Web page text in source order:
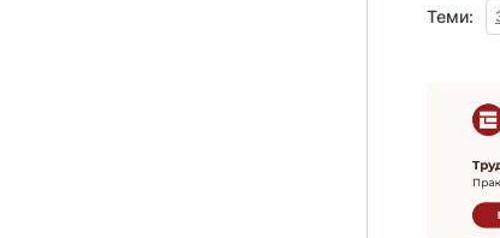
Теми: